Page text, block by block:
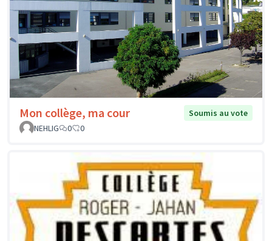
Mon collège, ma cour
Soumis au vote
NEHLIG
0 0